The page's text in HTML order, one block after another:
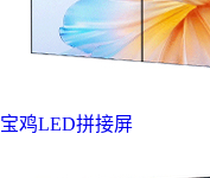
宝鸡LED拼接屏